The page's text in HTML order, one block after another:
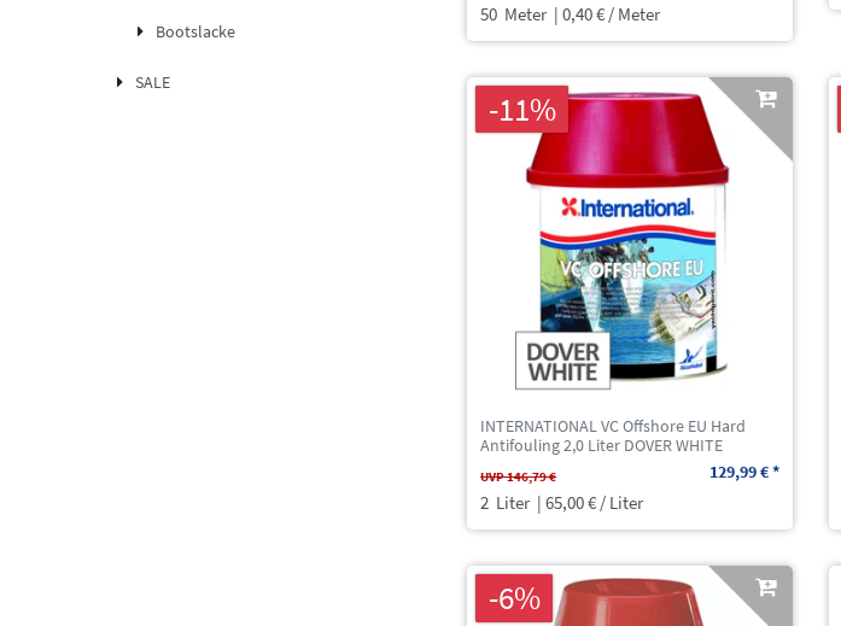
Bootslacke
SALE
50 Meter | 0,40 € / Meter
-11%
INTERNATIONAL VC Offshore EU Hard
Antifouling 2,0 Liter DOVER WHITE
UVP 146,79 € 129,99 € *
2 Liter | 65,00 € / Liter
-6%